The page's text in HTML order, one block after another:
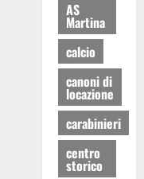
AS
Martina
calcio
canoni di
locazione
carabinieri
centro
storico